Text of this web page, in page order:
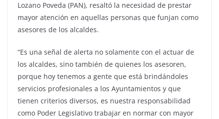
Lozano Poveda (PAN), resaltó la necesidad de prestar
mayor atención en aquellas personas que funjan como
asesores de los alcaldes.
“Es una señal de alerta no solamente con el actuar de
los alcaldes, sino también de quienes los asesoren,
porque hoy tenemos a gente que está brindándoles
servicios profesionales a los Ayuntamientos y que
tienen criterios diversos, es nuestra responsabilidad
como Poder Legislativo trabajar en normar con mayor